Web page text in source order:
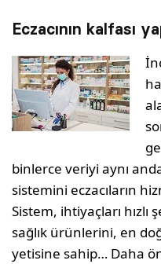
Eczacının kalfası
binlerce veriyi aynı
sistemini eczacıların
Sistem, ihtiyaçları
sağlık ürünlerini, en
yetisine sahip… Daha